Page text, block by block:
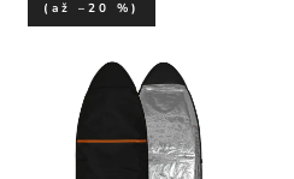
(až –20 %)